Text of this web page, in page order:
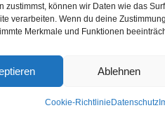
zustimmst, können wir Daten wie das
verarbeiten. Wenn du deine
Merkmale und Funktionen
Ablehnen
Cookie-Richtlinie Datenschutz